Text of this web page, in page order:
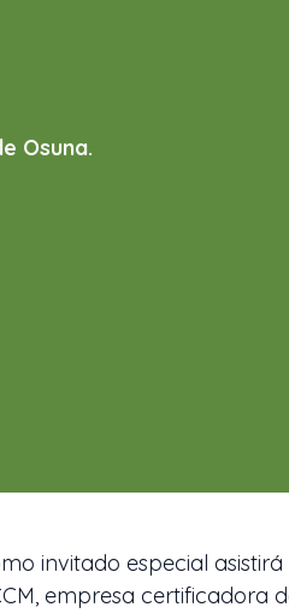
Osuna.
invitado especial
empresa certificadora